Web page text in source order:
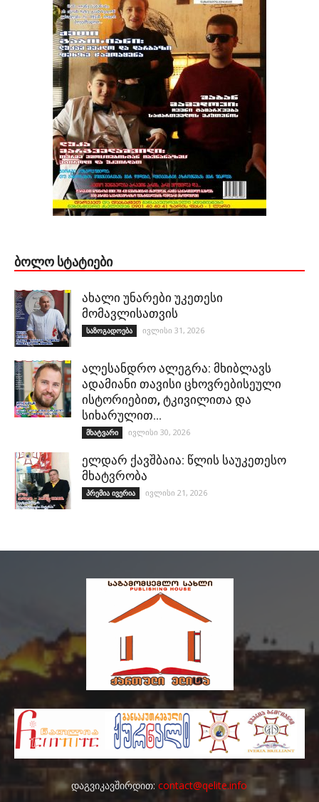
ᲑᲝᲚᲝ ᲡᲢᲐᲢᲘᲔᲑᲘ
ახალი უნარები უკეთესი
მომავლისათვის
საზოგადოება ივლისი 31, 2026
ალესანდრო ალეგრა: მხიბლავს
ადამიანი თავისი ცხოვრებისეული
ისტორიებით, ტკივილითა და
სიხარულით…
მხატვარი ივლისი 30, 2026
ელდარ ქავშბაია: წლის საუკეთესო
მხატვრობა
პრემია ივერია ივლისი 21, 2026
დაგვიკავშირდით:contact@qelite.info